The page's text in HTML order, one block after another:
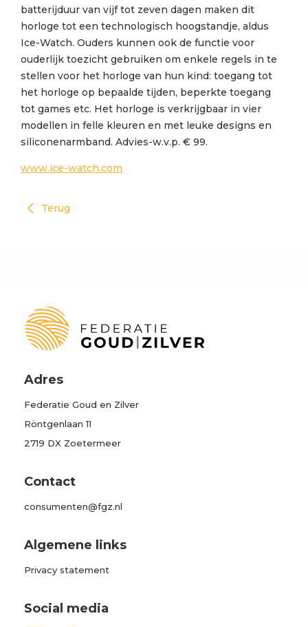
batterijduur van vijf tot zeven dagen maken dit
horloge tot een technologisch hoogstandje, aldus
Ice-Watch. Ouders kunnen ook de functie voor
ouderlijk toezicht gebruiken om enkele regels in te
stellen voor het horloge van hun kind: toegang tot
het horloge op bepaalde tijden, beperkte toegang
tot games etc. Het horloge is verkrijgbaar in vier
modellen in felle kleuren en met leuke designs en
siliconenarmband. Advies-w.v.p. € 99.
www.ice-watch.com
Terug
Adres
Federatie Goud en Zilver
Röntgenlaan 11
2719 DX Zoetermeer
Contact
consumenten@fgz.nl
Algemene links
Privacy statement
Social media